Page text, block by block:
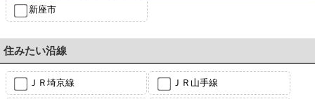
新座市
住みたい沿線
ＪＲ埼京線 ＪＲ山手線